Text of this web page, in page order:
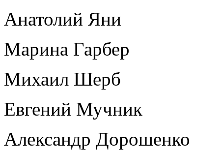
Анатолий Яни
Марина Гарбер
Михаил Шерб
Евгений Мучник
Александр Дорошенко